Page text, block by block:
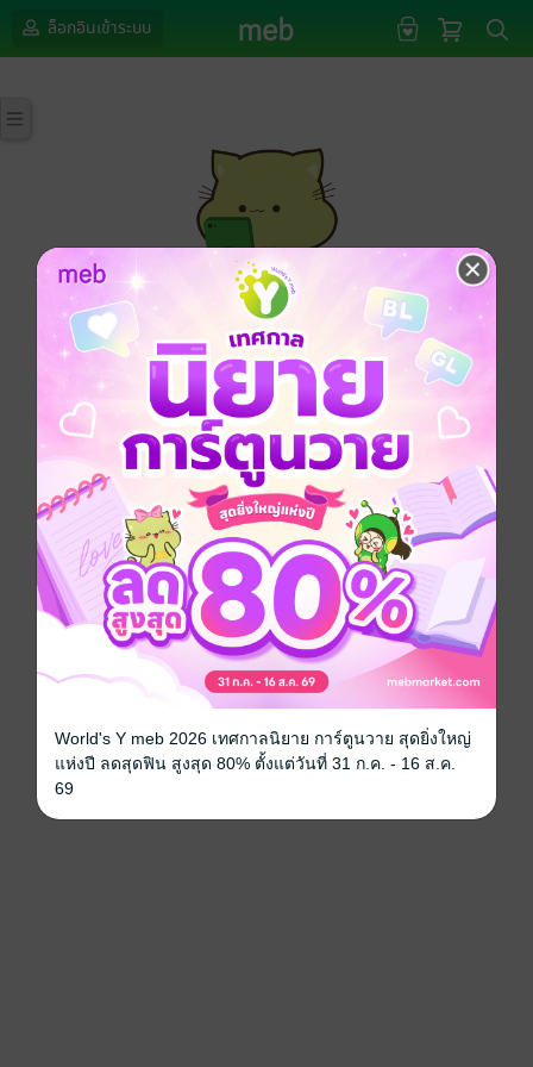
ล็อกอินเข้าระบบ
กรุณาเข้าสู่ระบบก่อนดำเนินรายการด้วยค่ะ
ล็อกอินเข้าระบบ
World's Y meb 2026 เทศกาลนิยาย การ์ตูนวาย สุดยิ่งใหญ่
แห่งปี ลดสุดฟิน สูงสุด 80% ตั้งแต่วันที่ 31 ก.ค. - 16 ส.ค.
69